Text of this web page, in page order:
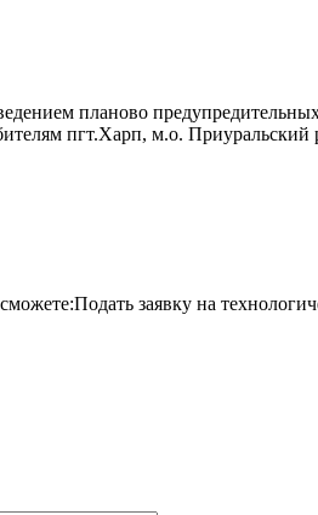
планово
пгт.Харп, м.о.
заявку на